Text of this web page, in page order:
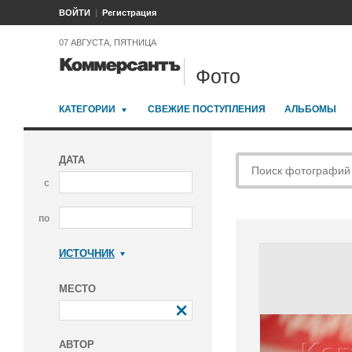
ВОЙТИ Регистрация
07 АВГУСТА, ПЯТНИЦА
Фото
КАТЕГОРИИ СВЕЖИЕ ПОСТУПЛЕНИЯ АЛЬБОМЫ
ДАТА
с
по
ИСТОЧНИК
МЕСТО
АВТОР